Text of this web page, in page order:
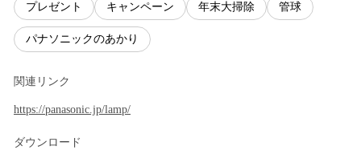
プレゼント キャンペーン 年末大掃除 管球
パナソニックのあかり
関連リンク
https://panasonic.jp/lamp/
ダウンロード